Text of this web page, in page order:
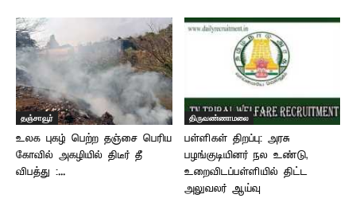
தஞ்சாவூர்
உலக புகழ் பெற்ற தஞ்சை பெரிய
கோவில் அகழியில் திடீர் தீ
விபத்து :...
திருவண்ணாமலை
பள்ளிகள் திறப்பு: அரசு
பழங்குடியினர் நல உண்டு,
உறைவிடப்பள்ளியில் திட்ட
அலுவலர் ஆய்வு